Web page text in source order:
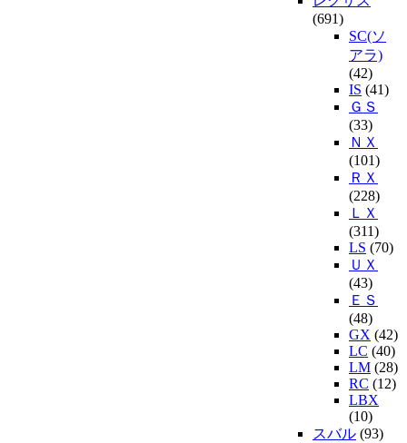
(691)
SC(ソ
アラ)
(42)
IS (41)
ＧＳ
(33)
ＮＸ
(101)
ＲＸ
(228)
ＬＸ
(311)
LS (70)
ＵＸ
(43)
ＥＳ
(48)
GX (42)
LC (40)
LM (28)
RC (12)
LBX
(10)
スバル (93)